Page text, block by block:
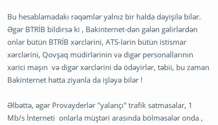
Bu hesablamadakı rəqəmlər yalnız bir halda dəyişilə bilər.
Əgər BTRİB bildirsə ki , Bakinternet-dən gələn gəlirlərdən
onlar bütün BTRİB xərclərini, ATS-lərin bütün istismar
xərclərini, Qovşaq müdirlərinin və digər personallarının
xarici maşın və digər xərclərini də ödəyirlər, təbii, bu zaman
Bakinternet hətta ziyanla da işləyə bilər !
Əlbəttə, əgər Provayderlər "yalançı" trafik satmasalar, 1
Mb/s İnterneti onlarla müştəri arasında bölməsələr onda ,